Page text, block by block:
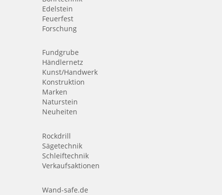
Edelstein
Feuerfest
Forschung
Fundgrube
Händlernetz
Kunst/Handwerk
Konstruktion
Marken
Naturstein
Neuheiten
Rockdrill
Sägetechnik
Schleiftechnik
Verkaufsaktionen
Wand-safe.de